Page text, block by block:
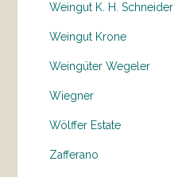
Weingut K. H. Schneider
Weingut Krone
Weingüter Wegeler
Wiegner
Wölffer Estate
Zafferano